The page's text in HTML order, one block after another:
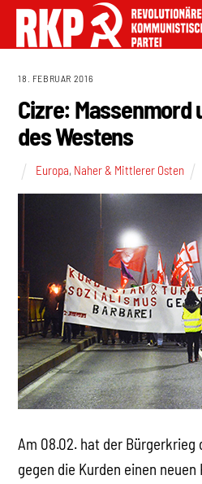
18. FEBRUAR 2016
Cizre: Massenmord
des Westens
Europa, Naher & Mittlerer Osten
Am 08.02. hat der
gegen die Kurden einen